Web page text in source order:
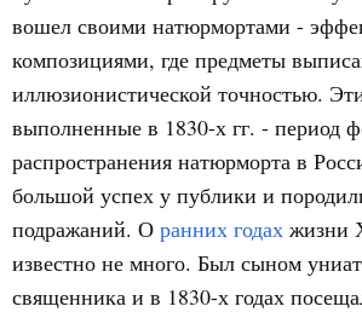
вошел своими натюрмортами -
композициями, где предметы
иллюзионистической точностью.
выполненные в 1830-х гг. - период
распространения натюрморта в
большой успех у публики и
подражаний. О ранних годах жизни
известно не много. Был сыном
священника и в 1830-х годах